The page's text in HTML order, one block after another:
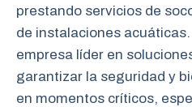
prestando servicios de
de instalaciones
empresa líder en
garantizar la seguridad y
en momentos críticos,